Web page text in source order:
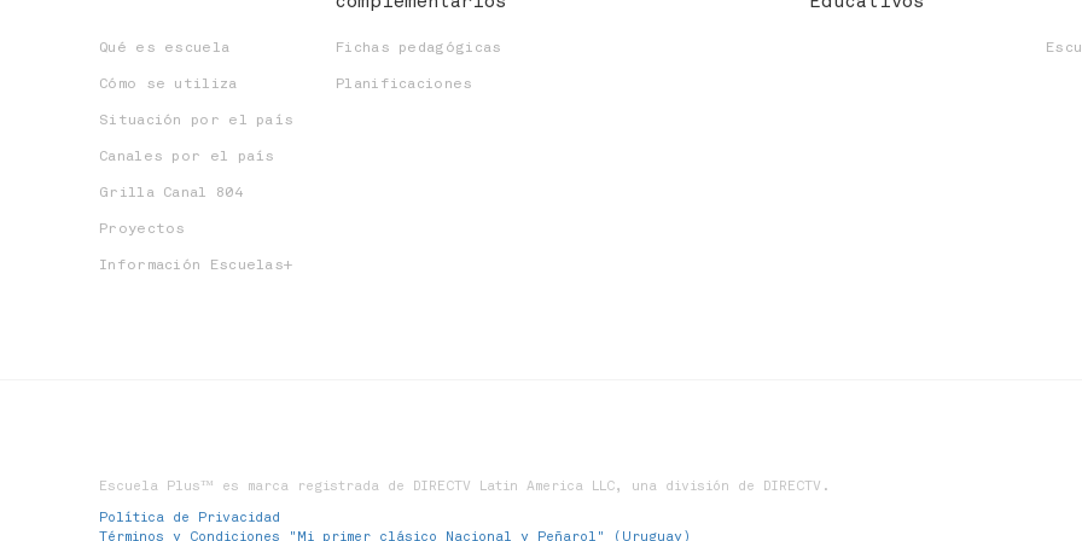
Qué es escuela
Cómo se utiliza
Situación por el país
Canales por el país
Grilla Canal 804
Proyectos
Información Escuelas+
Fichas pedagógicas
Planificaciones
Escuela Plus™ es marca registrada de DIRECTV Latin America LLC, una división de DIRECTV.
Política de Privacidad
Términos y Condiciones "Mi primer clásico Nacional y Peñarol" (Uruguay)